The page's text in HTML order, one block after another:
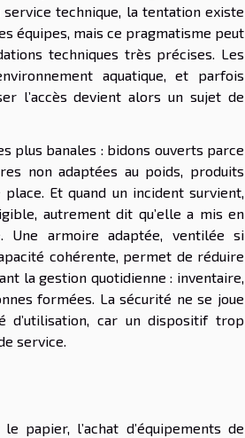
technique, la tentation existe
équipes, mais ce pragmatisme peut
techniques très précises. Les
aquatique, et parfois
l’accès devient alors un sujet de
plus banales : bidons ouverts parce
non adaptées au poids, produits
Et quand un incident survient,
autrement dit qu’elle a mis en
Une armoire adaptée, ventilée si
cohérente, permet de réduire
la gestion quotidienne : inventaire,
formées. La sécurité ne se joue
d’utilisation, car un dispositif trop
service.
papier, l’achat d’équipements de